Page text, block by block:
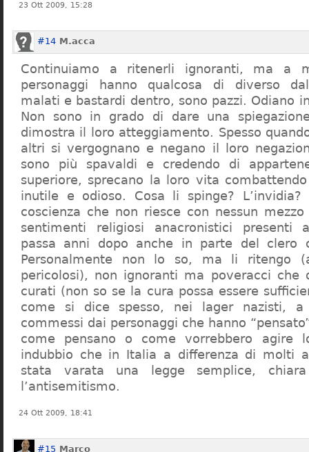
23 Ott 2009, 15:28
#14 M.acca
Continuiamo a ritenerli ignoranti, ma a
personaggi hanno qualcosa di diverso
malati e bastardi dentro, sono pazzi. Odiano
Non sono in grado di dare una
dimostra il loro atteggiamento. Spesso
altri si vergognano e negano il loro
sono più spavaldi e credendo di
superiore, sprecano la loro vita
inutile e odioso. Cosa li spinge?
coscienza che non riesce con nessun
sentimenti religiosi anacronistici presenti
passa anni dopo anche in parte del clero
Personalmente non lo so, ma li ritengo
pericolosi), non ignoranti ma poveracci che
curati (non so se la cura possa essere
come si dice spesso, nei lager nazisti,
commessi dai personaggi che hanno
come pensano o come vorrebbero agire
indubbio che in Italia a differenza di molti
stata varata una legge semplice,
l’antisemitismo.
24 Ott 2009, 18:41
#15 Marco